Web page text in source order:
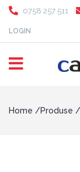
0758 257 511
LOGIN
Home Produse